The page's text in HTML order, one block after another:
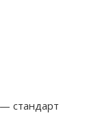
стандарт